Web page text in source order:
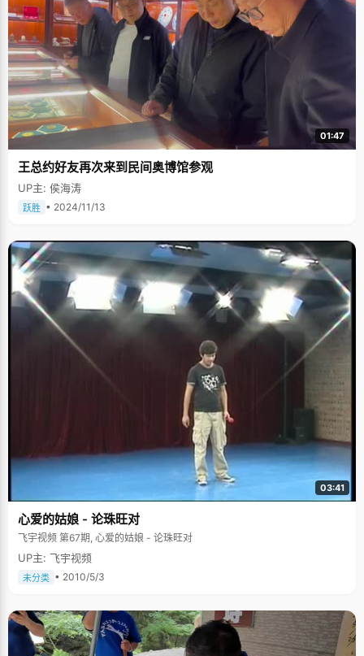
01:47
王总约好友再次来到民间奥博馆参观
UP主: 侯海涛
跃胜 • 2024/11/13
03:41
心爱的姑娘 - 论珠旺对
飞宇视频 第67期, 心爱的姑娘 - 论珠旺对
UP主: 飞宇视频
未分类 • 2010/5/3